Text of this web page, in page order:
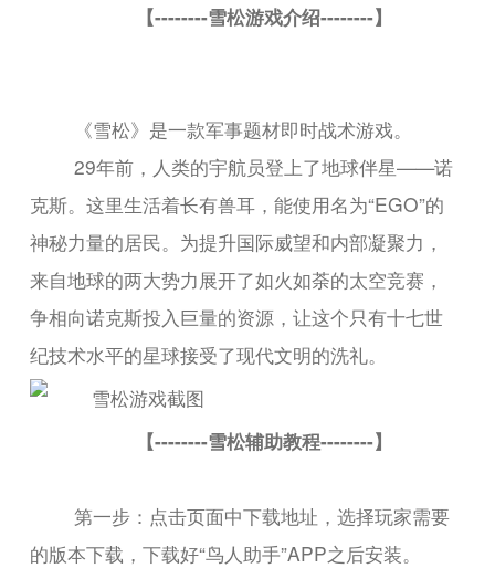
【--------雪松游戏介绍--------】
《雪松》是一款军事题材即时战术游戏。
29年前，人类的宇航员登上了地球伴星——诺
克斯。这里生活着长有兽耳，能使用名为“EGO”的
神秘力量的居民。为提升国际威望和内部凝聚力，
来自地球的两大势力展开了如火如荼的太空竞赛，
争相向诺克斯投入巨量的资源，让这个只有十七世
纪技术水平的星球接受了现代文明的洗礼。
【--------雪松辅助教程--------】
第一步：点击页面中下载地址，选择玩家需要
的版本下载，下载好“鸟人助手”APP之后安装。